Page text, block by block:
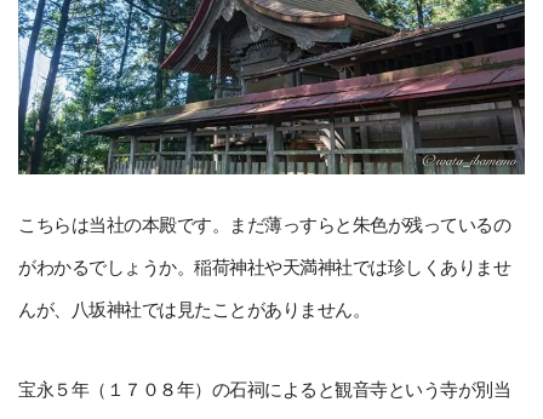
こちらは当社の本殿です。まだ薄っすらと朱色が残っているの
がわかるでしょうか。稲荷神社や天満神社では珍しくありませ
んが、八坂神社では見たことがありません。
宝永５年（１７０８年）の石祠によると観音寺という寺が別当